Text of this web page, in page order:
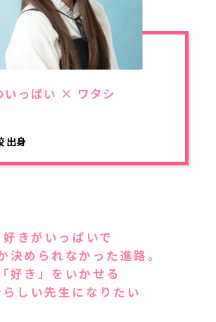
いっぱい × ワタシ
出身
好きがいっぱいで
決められなかった進路。
「好き」をいかせる
らしい先生になりたい